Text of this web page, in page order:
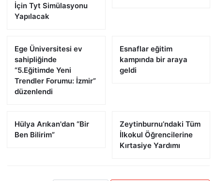
İçin Tyt Simülasyonu
Yapılacak
Ege Üniversitesi ev
sahipliğinde
“5.Eğitimde Yeni
Trendler Forumu: İzmir”
düzenlendi
Esnaflar eğitim
kampında bir araya
geldi
Hülya Arıkan'dan “Bir
Ben Bilirim”
Zeytinburnu’ndaki Tüm
İlkokul Öğrencilerine
Kırtasiye Yardımı